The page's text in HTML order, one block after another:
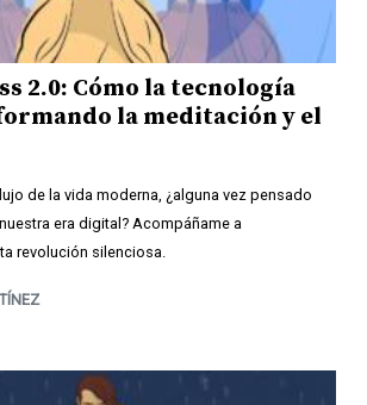
2.0: Cómo la tecnología
la meditación y el
de la vida moderna, ¿alguna vez pensado
era digital? Acompáñame a
revolución silenciosa.